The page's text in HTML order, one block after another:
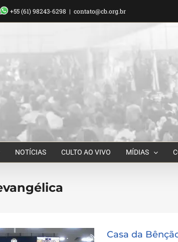
+55 (61) 98243-6298 | contato@cb.org.br
NOTÍCIAS CULTO AO VIVO MÍDIAS
Casa da